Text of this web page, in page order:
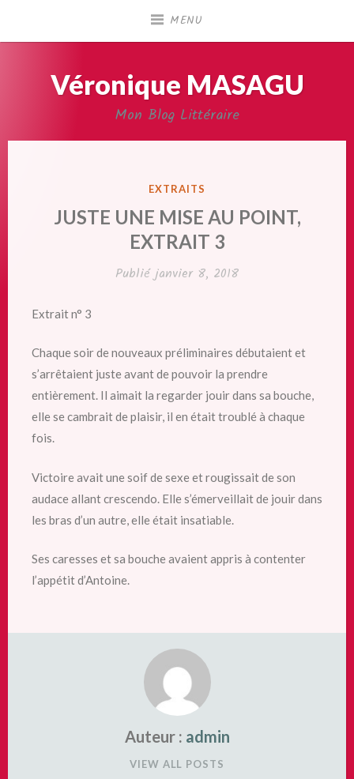
MENU
Véronique MASAGU
Mon Blog Littéraire
PUBLIÉ
EXTRAITS
JUSTE UNE MISE AU POINT,
EXTRAIT 3
Publiéjanvier 8, 2018
Extrait n° 3
Chaque soir de nouveaux préliminaires débutaient et
s’arrêtaient juste avant de pouvoir la prendre
entièrement. Il aimait la regarder jouir dans sa bouche,
elle se cambrait de plaisir, il en était troublé à chaque
fois.
Victoire avait une soif de sexe et rougissait de son
audace allant crescendo. Elle s’émerveillait de jouir dans
les bras d’un autre, elle était insatiable.
Ses caresses et sa bouche avaient appris à contenter
l’appétit d’Antoine.
Auteur : admin
VIEW ALL POSTS